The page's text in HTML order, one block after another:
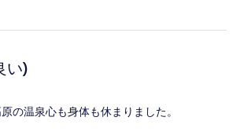
い)
の温泉心も身体も休まりました。